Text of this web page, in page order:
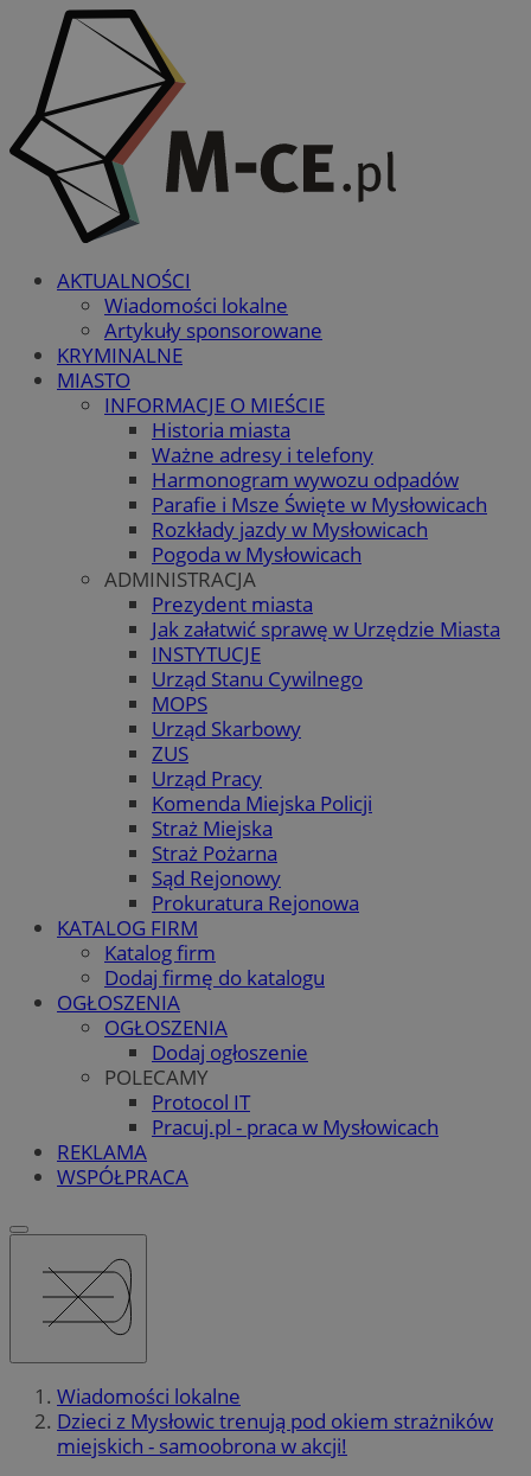
AKTUALNOŚCI
Wiadomości lokalne
Artykuły sponsorowane
KRYMINALNE
MIASTO
INFORMACJE O MIEŚCIE
Historia miasta
Ważne adresy i telefony
Harmonogram wywozu odpadów
Parafie i Msze Święte w Mysłowicach
Rozkłady jazdy w Mysłowicach
Pogoda w Mysłowicach
ADMINISTRACJA
Prezydent miasta
Jak załatwić sprawę w Urzędzie Miasta
INSTYTUCJE
Urząd Stanu Cywilnego
MOPS
Urząd Skarbowy
ZUS
Urząd Pracy
Komenda Miejska Policji
Straż Miejska
Straż Pożarna
Sąd Rejonowy
Prokuratura Rejonowa
KATALOG FIRM
Katalog firm
Dodaj firmę do katalogu
OGŁOSZENIA
OGŁOSZENIA
Dodaj ogłoszenie
POLECAMY
Protocol IT
Pracuj.pl - praca w Mysłowicach
REKLAMA
WSPÓŁPRACA
Wiadomości lokalne
Dzieci z Mysłowic trenują pod okiem strażników
miejskich - samoobrona w akcji!